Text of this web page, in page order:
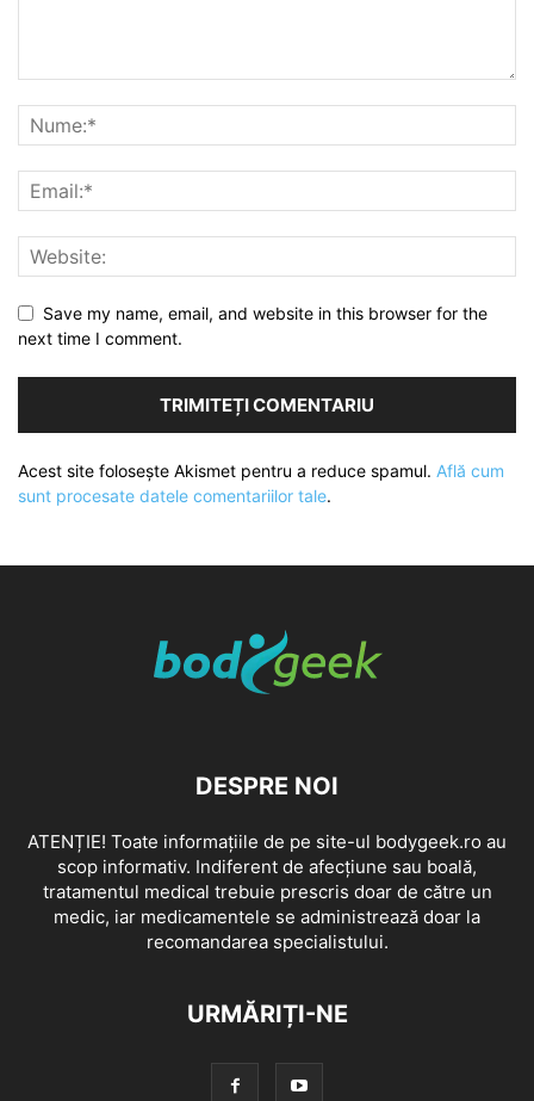
Save my name, email, and website in this browser for the
next time I comment.
Acest site folosește Akismet pentru a reduce spamul. Află cum
sunt procesate datele comentariilor tale.
DESPRE NOI
ATENȚIE! Toate informațiile de pe site-ul bodygeek.ro au
scop informativ. Indiferent de afecțiune sau boală,
tratamentul medical trebuie prescris doar de către un
medic, iar medicamentele se administrează doar la
recomandarea specialistului.
URMĂRIȚI-NE